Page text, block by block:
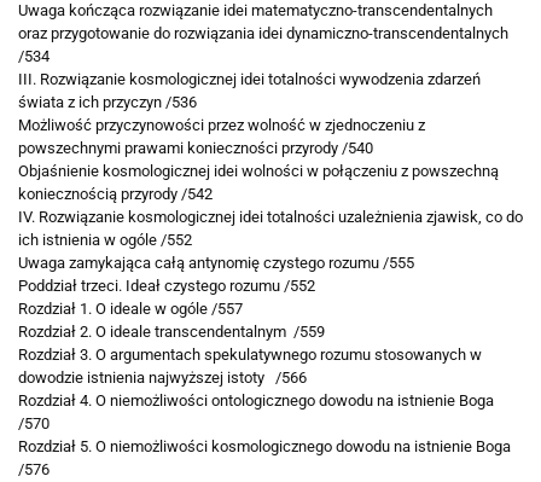
Uwaga kończąca rozwiązanie idei matematyczno-transcendentalnych
oraz przygotowanie do rozwiązania idei dynamiczno-transcendentalnych
/534
III. Rozwiązanie kosmologicznej idei totalności wywodzenia zdarzeń
świata z ich przyczyn /536
Możliwość przyczynowości przez wolność w zjednoczeniu z
powszechnymi prawami konieczności przyrody /540
Objaśnienie kosmologicznej idei wolności w połączeniu z powszechną
koniecznością przyrody /542
IV. Rozwiązanie kosmologicznej idei totalności uzależnienia zjawisk, co do
ich istnienia w ogóle /552
Uwaga zamykająca całą antynomię czystego rozumu /555
Poddział trzeci. Ideał czystego rozumu /552
Rozdział 1. O ideale w ogóle /557
Rozdział 2. O ideale transcendentalnym /559
Rozdział 3. O argumentach spekulatywnego rozumu stosowanych w
dowodzie istnienia najwyższej istoty /566
Rozdział 4. O niemożliwości ontologicznego dowodu na istnienie Boga
/570
Rozdział 5. O niemożliwości kosmologicznego dowodu na istnienie Boga
/576